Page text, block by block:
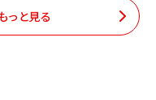
っと見る